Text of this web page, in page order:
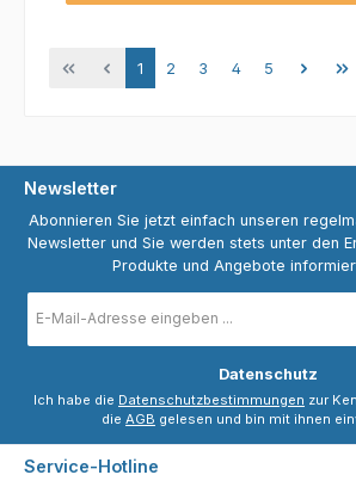
Seite
1 Seite
2 Seite
3 Seite
4 Seite
5
Newsletter
Abonnieren Sie jetzt einfach unseren
Newsletter und Sie werden stets unter den
Produkte und Angebote
Mail-
*
Datenschutz
Ich habe die Datenschutzbestimmungen zur
die AGB gelesen und bin mit ihnen
Service-Hotline